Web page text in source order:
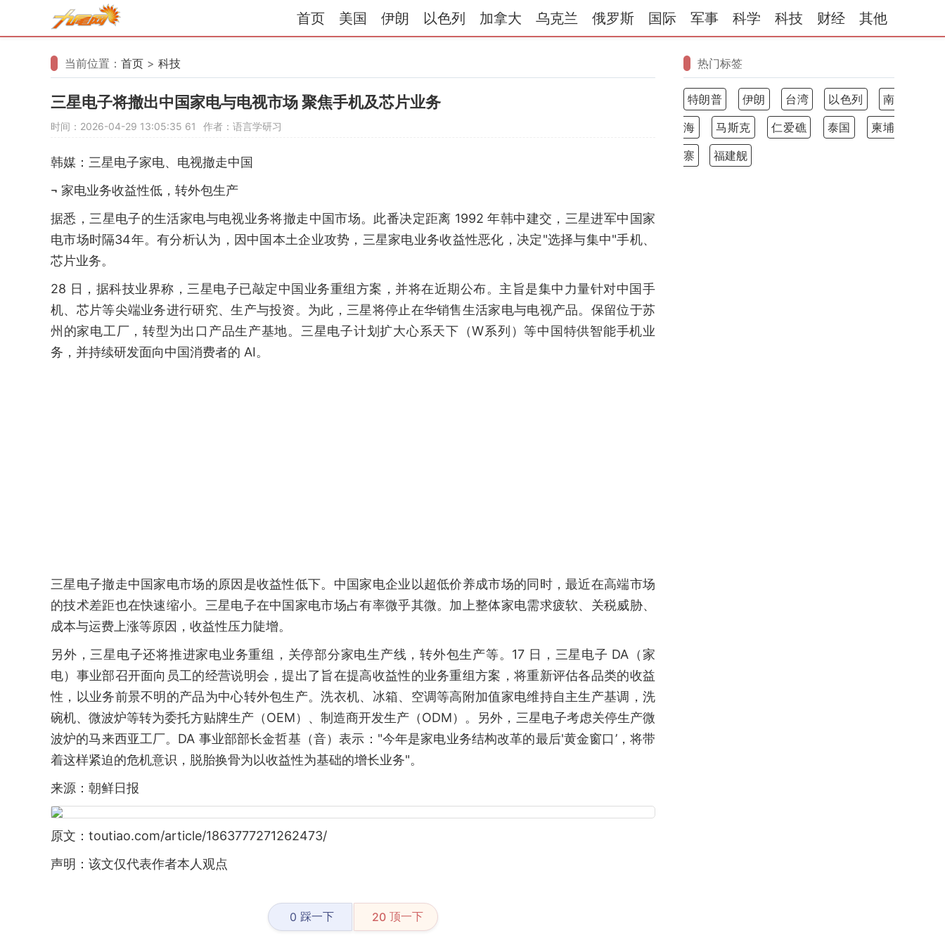
首页 美国 伊朗 以色列 加拿大 乌克兰 俄罗斯 国际 军事 科学 科技 财经 其他
当前位置： 首页 > 科技
三星电子将撤出中国家电与电视市场 聚焦手机及芯片业务
时间：2026-04-29 13:05:35 61 作者：语言学研习
韩媒：三星电子家电、电视撤走中国
¬ 家电业务收益性低，转外包生产
据悉，三星电子的生活家电与电视业务将撤走中国市场。此番决定距离 1992 年韩中建交，三星进军中国家
电市场时隔34年。有分析认为，因中国本土企业攻势，三星家电业务收益性恶化，决定"选择与集中"手机、
芯片业务。
28 日，据科技业界称，三星电子已敲定中国业务重组方案，并将在近期公布。主旨是集中力量针对中国手
机、芯片等尖端业务进行研究、生产与投资。为此，三星将停止在华销售生活家电与电视产品。保留位于苏
州的家电工厂，转型为出口产品生产基地。三星电子计划扩大心系天下（W系列）等中国特供智能手机业
务，并持续研发面向中国消费者的 AI。
三星电子撤走中国家电市场的原因是收益性低下。中国家电企业以超低价养成市场的同时，最近在高端市场
的技术差距也在快速缩小。三星电子在中国家电市场占有率微乎其微。加上整体家电需求疲软、关税威胁、
成本与运费上涨等原因，收益性压力陡增。
另外，三星电子还将推进家电业务重组，关停部分家电生产线，转外包生产等。17 日，三星电子 DA（家
电）事业部召开面向员工的经营说明会，提出了旨在提高收益性的业务重组方案，将重新评估各品类的收益
性，以业务前景不明的产品为中心转外包生产。洗衣机、冰箱、空调等高附加值家电维持自主生产基调，洗
碗机、微波炉等转为委托方贴牌生产（OEM）、制造商开发生产（ODM）。另外，三星电子考虑关停生产微
波炉的马来西亚工厂。DA 事业部部长金哲基（音）表示："今年是家电业务结构改革的最后'黄金窗口’，将带
着这样紧迫的危机意识，脱胎换骨为以收益性为基础的增长业务"。
来源：朝鲜日报
原文：toutiao.com/article/1863777271262473/
声明：该文仅代表作者本人观点
0 踩一下 20 顶一下
热门标签
特朗普 伊朗 台湾 以色列
南
海
马斯克 仁爱礁 泰国
柬埔
寨
福建舰